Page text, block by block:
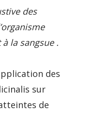
des
la sangsue .
des
sur
de